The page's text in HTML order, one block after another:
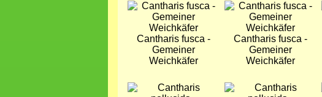
Bild
Cantharis fusca -
Gemeiner
Weichkäfer
Bild
Cantharis fusca -
Gemeiner
Weichkäfer
Bild
Bild